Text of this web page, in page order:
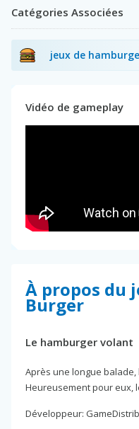
Catégories Associées
jeux de
Vidéo de gameplay
À propos du
Burger
Le hamburger volant
Après une longue
Heureusement pour eux,
Développeur: